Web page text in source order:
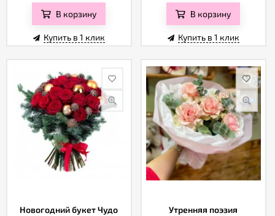
В корзину
Купить в 1 клик
В корзину
Купить в 1 клик
Новогодний букет Чудо Утренняя поэзия